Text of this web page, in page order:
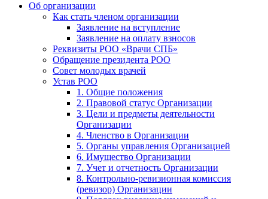
Об организации
Как стать членом организации
Заявление на вступление
Заявление на оплату взносов
Реквизиты РОО «Врачи СПБ»
Обращение президента РОО
Совет молодых врачей
Устав РОО
1. Общие положения
2. Правовой статус Организации
3. Цели и предметы деятельности
Организации
4. Членство в Организации
5. Органы управления Организацией
6. Имущество Организации
7. Учет и отчетность Организации
8. Контрольно-ревизионная комиссия
(ревизор) Организации